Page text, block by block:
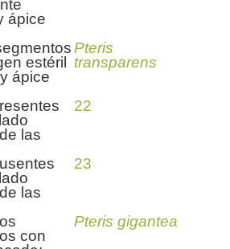
ápice
estéril
ápice
Pteris
transparens
las
22
las
23
con
Pteris gigantea